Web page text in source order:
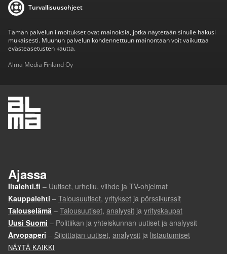
Turvallisuusohjeet
Tämän palvelun ilmoitukset ovat mainoksia, jotka näytetään sinulle hakusi
mukaisesti. Muuhun palvelun kohdennettuun mainontaan voit vaikuttaa
evästeasetusten kautta.
Alma Media Finland Oy